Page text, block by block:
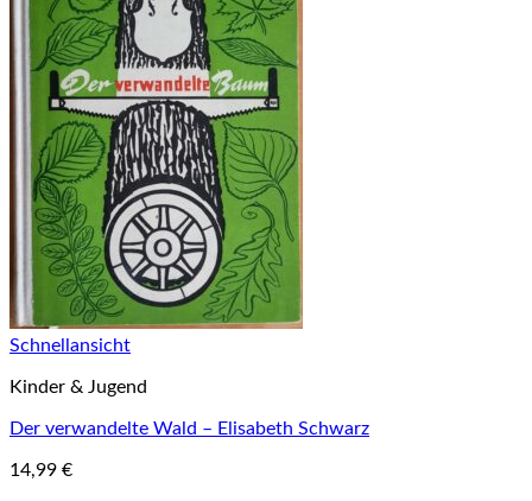
Schnellansicht
Kinder & Jugend
Der verwandelte Wald – Elisabeth Schwarz
14,99 €